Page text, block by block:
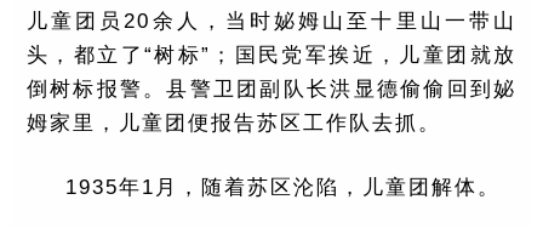
儿童团员20余人，当时妼姆山至十里山一带山
头，都立了“树标”；国民党军挨近，儿童团就放
倒树标报警。县警卫团副队长洪显德偷偷回到妼
姆家里，儿童团便报告苏区工作队去抓。
1935年1月，随着苏区沦陷，儿童团解体。